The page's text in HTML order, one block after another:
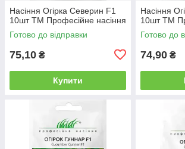
Насіння Огірка Северин F1
10шт ТМ Професійне насіння
Готово до відправки
75,10 ₴
Купити
Насіння
10шт ТМ
Готово до
74,90 ₴